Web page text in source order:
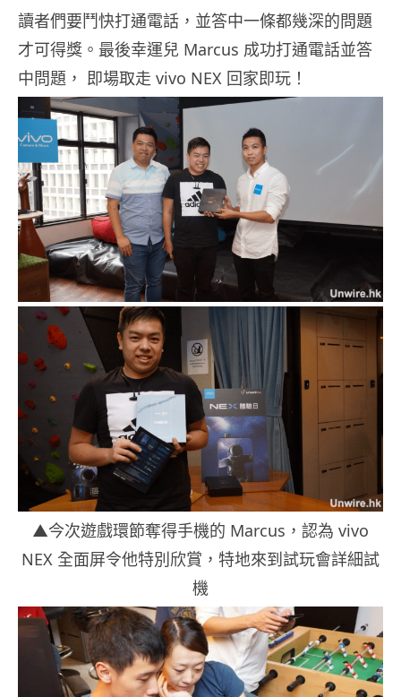
讀者們要鬥快打通電話，並答中一條都幾深的問題
才可得獎。最後幸運兒 Marcus 成功打通電話並答
中問題， 即場取走 vivo NEX 回家即玩！
▲今次遊戲環節奪得手機的 Marcus，認為 vivo
NEX 全面屏令他特別欣賞，特地來到試玩會詳細試
機